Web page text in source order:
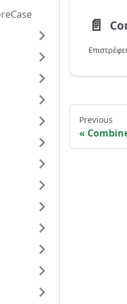
📄️
Previous